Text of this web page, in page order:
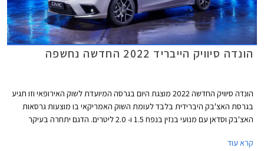
הונדה סיוויק הייבריד 2022 החדשה נחשפה
הונדה סיוויק החדשה 2022 מוצגת היום בגרסה המיועדת לשוק האירופאי וזו תגיע
בגרסת האצ'בק היברידית בלבד לעומת השוק האמריקאי בו מוצעות גרסאות
האצ'בק וסדאן עם מנועי בנזין בנפח 1.5 ו- 2.0 ליטרים. הדגם יתחרה בעיקר
הייבריד תהיה יקרה יותר בהתאם.
קרא עוד